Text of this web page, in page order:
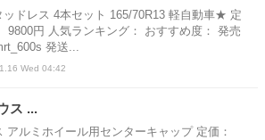
ドレス 4本セット 165/70R13 軽自動車★ 定
9800円 人気ランキング： おすすめ度： 発売
発送...
Wed 04:42
ス ...
アルミホイール用センターキャップ 定価：